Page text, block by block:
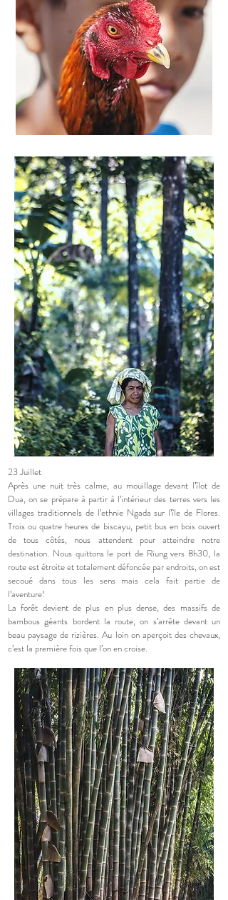
23 Juillet
Après une nuit très calme, au mouillage devant l’îlot de
Dua, on se prépare à partir à l’intérieur des terres vers les
villages traditionnels de l’ethnie Ngada sur l’île de Flores.
Trois ou quatre heures de biscayu, petit bus en bois ouvert
de tous côtés, nous attendent pour atteindre notre
destination. Nous quittons le port de Riung vers 8h30, la
route est étroite et totalement défoncée par endroits, on est
secoué dans tous les sens mais cela fait partie de
l’aventure!
La forêt devient de plus en plus dense, des massifs de
bambous géants bordent la route, on s’arrête devant un
beau paysage de rizières. Au loin on aperçoit des chevaux,
c’est la première fois que l’on en croise.